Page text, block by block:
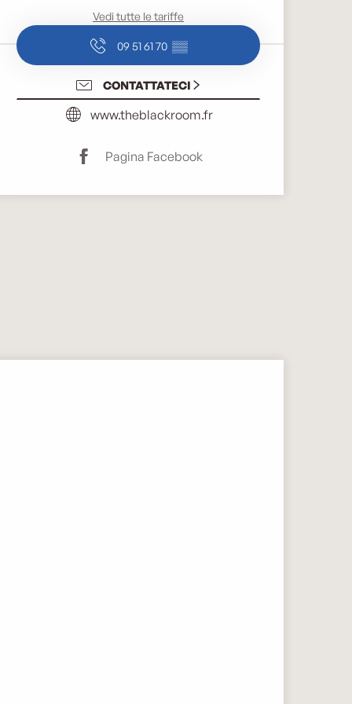
Vedi tutte le tariffe
09 51 61 70 ▒▒
CONTATTATECI
www.theblackroom.fr
Pagina Facebook